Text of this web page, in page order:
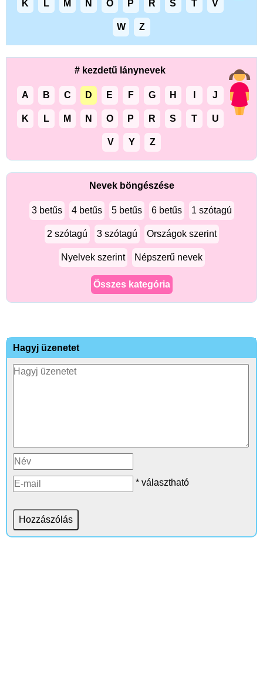
K L M N O P R S T V
W Z
# kezdetű lánynevek
A B C D E F G H J
K L M N O P R S T U
V Y Z
Nevek böngészése
3 betűs 4 betűs 5 betűs 6 betűs 1 szótagú
2 szótagú 3 szótagú Országok szerint
Nyelvek szerint Népszerű nevek
Összes kategória
Hagyj üzenetet
* választható